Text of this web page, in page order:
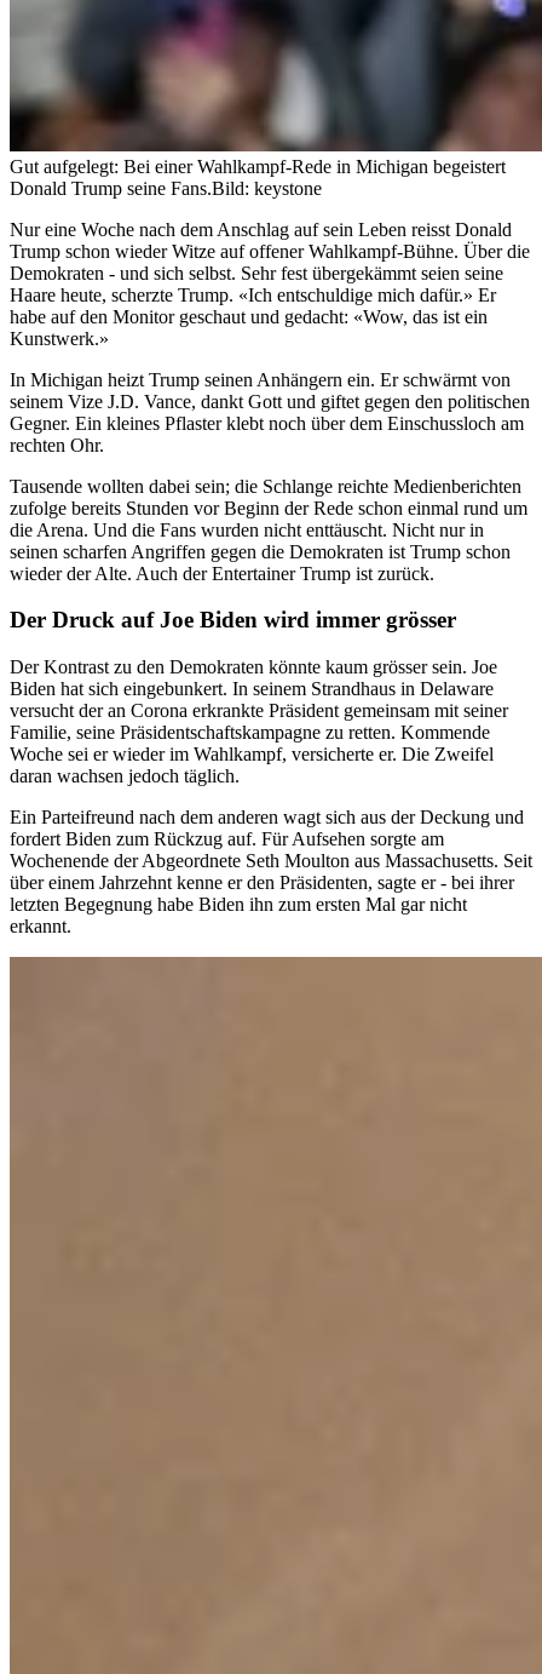
Gut aufgelegt: Bei einer Wahlkampf-Rede in Michigan begeistert
Donald Trump seine Fans.Bild: keystone
Nur eine Woche nach dem Anschlag auf sein Leben reisst Donald
Trump schon wieder Witze auf offener Wahlkampf-Bühne. Über die
Demokraten - und sich selbst. Sehr fest übergekämmt seien seine
Haare heute, scherzte Trump. «Ich entschuldige mich dafür.» Er
habe auf den Monitor geschaut und gedacht: «Wow, das ist ein
Kunstwerk.»
In Michigan heizt Trump seinen Anhängern ein. Er schwärmt von
seinem Vize J.D. Vance, dankt Gott und giftet gegen den politischen
Gegner. Ein kleines Pflaster klebt noch über dem Einschussloch am
rechten Ohr.
Tausende wollten dabei sein; die Schlange reichte Medienberichten
zufolge bereits Stunden vor Beginn der Rede schon einmal rund um
die Arena. Und die Fans wurden nicht enttäuscht. Nicht nur in
seinen scharfen Angriffen gegen die Demokraten ist Trump schon
wieder der Alte. Auch der Entertainer Trump ist zurück.
Der Druck auf Joe Biden wird immer grösser
Der Kontrast zu den Demokraten könnte kaum grösser sein. Joe
Biden hat sich eingebunkert. In seinem Strandhaus in Delaware
versucht der an Corona erkrankte Präsident gemeinsam mit seiner
Familie, seine Präsidentschaftskampagne zu retten. Kommende
Woche sei er wieder im Wahlkampf, versicherte er. Die Zweifel
daran wachsen jedoch täglich.
Ein Parteifreund nach dem anderen wagt sich aus der Deckung und
fordert Biden zum Rückzug auf. Für Aufsehen sorgte am
Wochenende der Abgeordnete Seth Moulton aus Massachusetts. Seit
über einem Jahrzehnt kenne er den Präsidenten, sagte er - bei ihrer
letzten Begegnung habe Biden ihn zum ersten Mal gar nicht
erkannt.